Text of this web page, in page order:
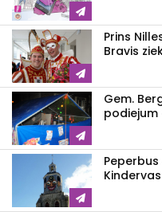
Prins
Bravis
Gem.
podiejum